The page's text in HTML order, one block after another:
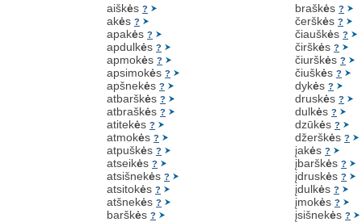
aiškės ?
akės ?
apakės ?
apdulkės ?
apmokės ?
apsimokės ?
apšnekės ?
atbarškės ?
atbraškės ?
atitekės ?
atmokės ?
atpuškės ?
atseikės ?
atsišnekės ?
atsitokės ?
atšnekės ?
barškės ?
braškės ?
čerškės ?
čiauškės ?
čirškės ?
čiurškės ?
čiuškės ?
dykės ?
druskės ?
dulkės ?
dzūkės ?
džerškės ?
įakės ?
įbarškės ?
įdruskės ?
įdulkės ?
įmokės ?
įsišnekės ?